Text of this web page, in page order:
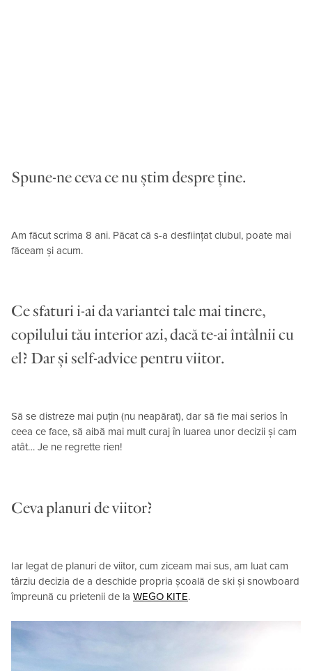
Spune-ne ceva ce nu știm despre ține.
Am făcut scrima 8 ani. Păcat că s-a desființat clubul, poate mai
făceam și acum.
Ce sfaturi i-ai da variantei tale mai tinere,
copilului tău interior azi, dacă te-ai întâlnii cu
el? Dar și self-advice pentru viitor.
Să se distreze mai puțin (nu neapărat), dar să fie mai serios în
ceea ce face, să aibă mai mult curaj în luarea unor decizii și cam
atât… Je ne regrette rien!
Ceva planuri de viitor?
Iar legat de planuri de viitor, cum ziceam mai sus, am luat cam
târziu decizia de a deschide propria școală de ski și snowboard
împreună cu prietenii de la WEGO KITE.